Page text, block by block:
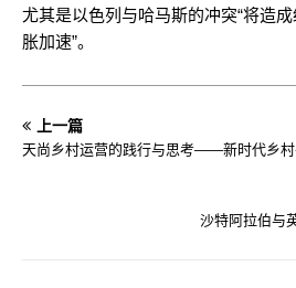
尤其是以色列与哈马斯的冲突“将造
胀加速”。
上一篇
天尚乡村运营的践行与思考——新时代乡
沙特阿拉伯与